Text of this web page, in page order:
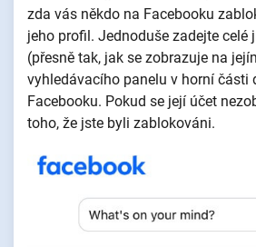
zda vás někdo na Facebooku
jeho profil. Jednoduše zadejte celé
(přesně tak, jak se zobrazuje na
vyhledávacího panelu v horní části
Facebooku. Pokud se její účet
toho, že jste byli zablokováni.